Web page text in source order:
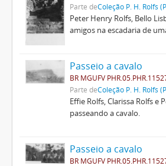
Parte deColeção P. H. Rolfs
Peter Henry Rolfs, Bello
amigos na escadaria de
Passeio a cavalo
BR MGUFV
Parte deColeção P. H. Rolfs
Effie Rolfs, Clarissa Rolfs e
passeando a cavalo.
Passeio a cavalo
BR MGUFV